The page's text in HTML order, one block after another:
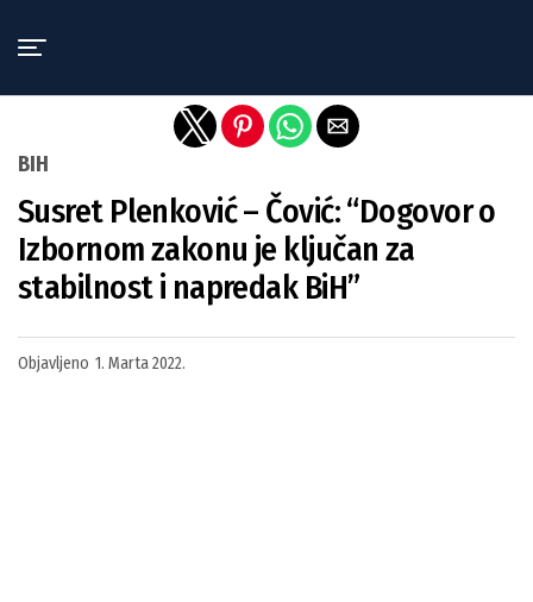
BIH
Susret Plenković – Čović: “Dogovor o
Izbornom zakonu je ključan za
stabilnost i napredak BiH”
Objavljeno 1. Marta 2022.